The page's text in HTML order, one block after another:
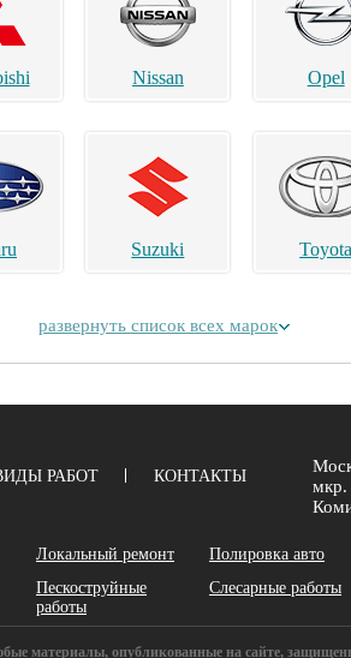
Nissan Opel
Suzuki Toyota
Chrysler Daihatsu
развернуть список всех марок
РАБОТ КОНТАКТЫ
Локальный ремонт Полировка авто
Пескоструйные
работы
Слесарные работы
материалы, опубликованные на сайте,